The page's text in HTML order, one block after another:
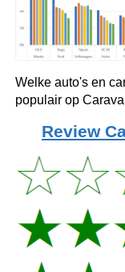
Welke auto's en
populair op
Review